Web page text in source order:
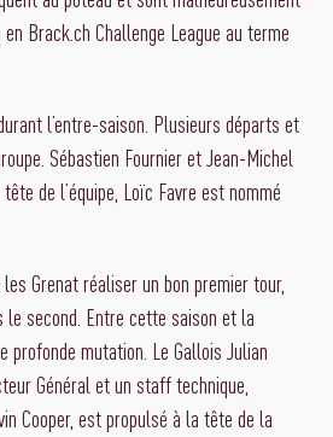
Brack.ch Challenge League au terme
l’entre-saison. Plusieurs départs et
Sébastien Fournier et Jean-Michel
de l’équipe, Loïc Favre est nommé
Grenat réaliser un bon premier tour,
le second. Entre cette saison et la
profonde mutation. Le Gallois Julian
Général et un staff technique,
Cooper, est propulsé à la tête de la